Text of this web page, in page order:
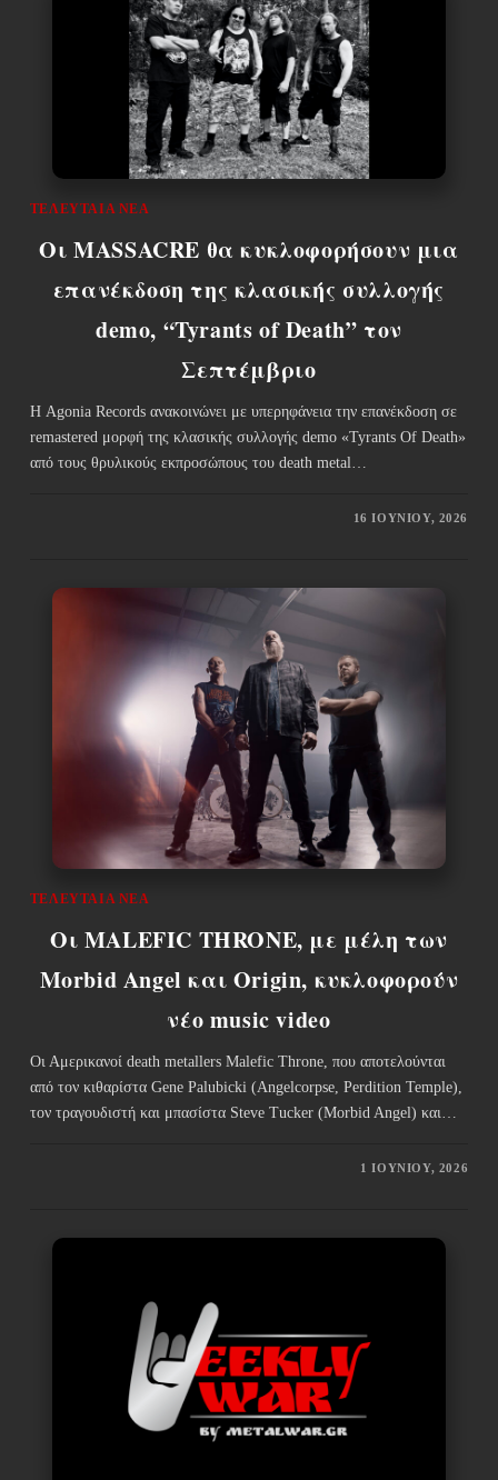
ΤΕΛΕΥΤΑΊΑ ΝΈΑ
Οι MASSACRE θα κυκλοφορήσουν μια
επανέκδοση της κλασικής συλλογής
demo, “Tyrants of Death” τον
Σεπτέμβριο
Η Agonia Records ανακοινώνει με υπερηφάνεια την επανέκδοση σε
remastered μορφή της κλασικής συλλογής demo «Tyrants Of Death»
από τους θρυλικούς εκπροσώπους του death metal…
16 ΙΟΥΝΊΟΥ, 2026
ΤΕΛΕΥΤΑΊΑ ΝΈΑ
Οι MALEFIC THRONE, με μέλη των
Morbid Angel και Origin, κυκλοφορούν
νέο music video
Οι Αμερικανοί death metallers Malefic Throne, που αποτελούνται
από τον κιθαρίστα Gene Palubicki (Angelcorpse, Perdition Temple),
τον τραγουδιστή και μπασίστα Steve Tucker (Morbid Angel) και…
1 ΙΟΥΝΊΟΥ, 2026